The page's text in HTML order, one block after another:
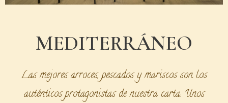
MEDITERRÁNEO
Las mejores arroces, pescados y mariscos son los
auténticos protagonistas de nuestra carta. Unos